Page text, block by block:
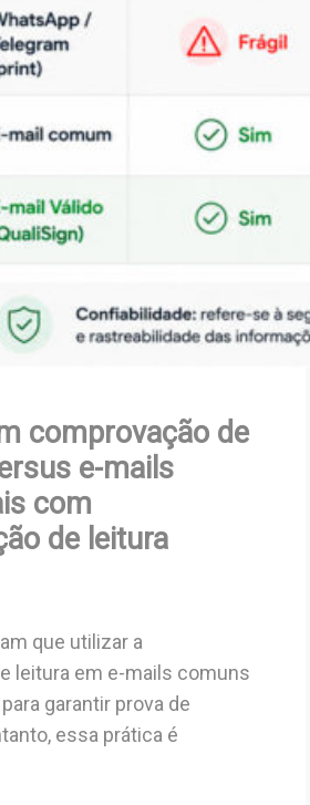
comprovação de
e-mails
com
de leitura
que utilizar a
leitura em e-mails comuns
garantir prova de
essa prática é